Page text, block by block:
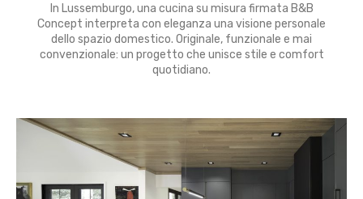
In Lussemburgo, una cucina su misura firmata B&B
Concept interpreta con eleganza una visione personale
dello spazio domestico. Originale, funzionale e mai
convenzionale: un progetto che unisce stile e comfort
quotidiano.